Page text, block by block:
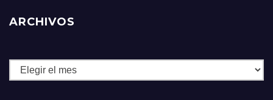
ARCHIVOS
Archivos